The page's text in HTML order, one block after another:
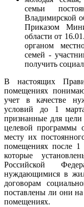
семьи
Владимирской
Приказом
области от
органом
семей -
получить
В настоящих
помещениях
учет в качестве
условий до 1
признанные для цели
целевой программы
месту их
помещениях после
которые
Российской
нуждающимися в
договорам
поставлены ли они
помещениях.